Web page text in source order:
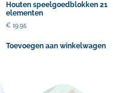
Houten speelgoedblokken 21
elementen
€ 19,95
Toevoegen aan winkelwagen